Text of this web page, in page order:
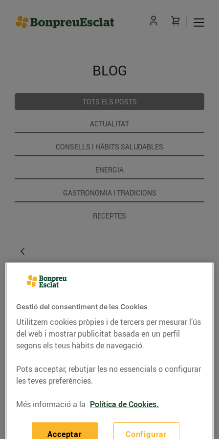
BLOG
TOTS ELS POSTS
ACTUALITAT
CONSELLS I HÀBITS SALUDABLES
ENERGIA
GASTRONOMIA I TRADICIONS
RECEPTES
Sopa de carxofes amb
bunyols de bacallà i
ibèric
Gestió del consentiment de les Cookies
Utilitzem cookies pròpies i de tercers per mesurar l’ús
del web i mostrar publicitat basada en un perfil
segons els teus hàbits de navegació.
Pots acceptar, rebutjar les no essencials o configurar
les teves preferències.
Més informació a la Política de Cookies.
Configurar
Acceptar